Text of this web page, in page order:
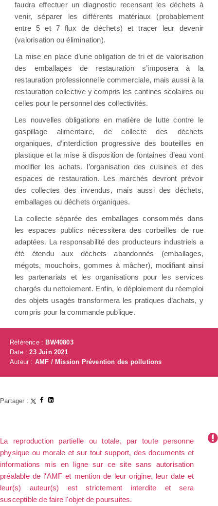
faudra effectuer un diagnostic recensant les déchets à
venir, séparer les différents matériaux (probablement
entre 5 et 7 flux de déchets) et tracer leur devenir
(valorisation ou élimination).
La mise en place d’une obligation de tri et de valorisation
des emballages de restauration s’imposera à la
restauration professionnelle commerciale, mais aussi à la
restauration collective y compris les cantines scolaires ou
celles pour le personnel des collectivités.
Les nouvelles obligations en matière de lutte contre le
gaspillage alimentaire, de collecte des déchets
organiques, d’interdiction progressive des bouteilles en
plastique et la mise à disposition de fontaines d’eau vont
modifier les achats, l’organisation des cuisines et des
espaces de restauration. Les marchés devront prévoir
des collectes des invendus, mais aussi des déchets,
emballages ou déchets organiques.
La collecte séparée des emballages consommés dans
les espaces publics nécessitera des corbeilles de rue
adaptées. La responsabilité des producteurs industriels a
été étendu aux déchets abandonnés (emballages,
mégots, mouchoirs, gommes à mâcher), modifiant ainsi
les partenariats et les organisations pour les services
chargés du nettoiement. Enfin, le déploiement du réemploi
des objets usagés transformera les pratiques d’achats, y
compris pour la commande publique.
Référence : BW40803
Date :23 Juin 2021
Auteur : AMF / Mission Prévention des pollutions
Partager :
La reproduction partielle ou totale, par toute personne
physique ou morale et sur tout support, des documents et
informations mis en ligne sur ce site sans autorisation
préalable de l'AMF et mention de leur origine, leur date et
leur(s) auteur(s) est strictement interdite et sera
susceptible de faire l'objet de poursuites.